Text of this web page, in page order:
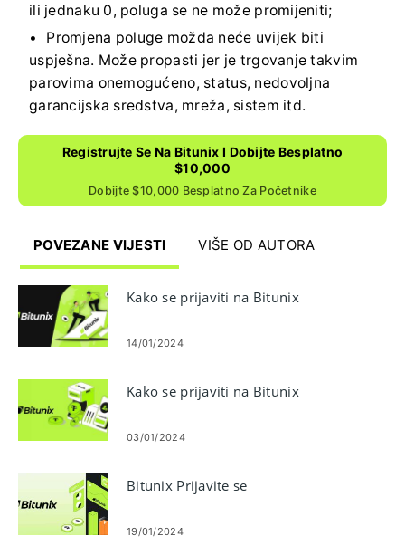
ili jednaku 0, poluga se ne može promijeniti;
Promjena poluge možda neće uvijek biti
uspješna. Može propasti jer je trgovanje takvim
parovima onemogućeno, status, nedovoljna
garancijska sredstva, mreža, sistem itd.
Registrujte Se Na Bitunix I Dobijte Besplatno
$10,000
Dobijte $10,000 Besplatno Za Početnike
POVEZANE VIJESTI VIŠE OD AUTORA
Kako se prijaviti na Bitunix
14/01/2024
Kako se prijaviti na Bitunix
03/01/2024
Bitunix Prijavite se
19/01/2024